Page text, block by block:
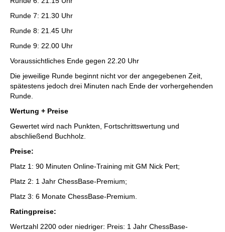
Runde 7: 21.30 Uhr
Runde 8: 21.45 Uhr
Runde 9: 22.00 Uhr
Voraussichtliches Ende gegen 22.20 Uhr
Die jeweilige Runde beginnt nicht vor der angegebenen Zeit,
spätestens jedoch drei Minuten nach Ende der vorhergehenden
Runde.
Wertung + Preise
Gewertet wird nach Punkten, Fortschrittswertung und
abschließend Buchholz.
Preise:
Platz 1: 90 Minuten Online-Training mit GM Nick Pert;
Platz 2: 1 Jahr ChessBase-Premium;
Platz 3: 6 Monate ChessBase-Premium.
Ratingpreise:
Wertzahl 2200 oder niedriger: Preis: 1 Jahr ChessBase-